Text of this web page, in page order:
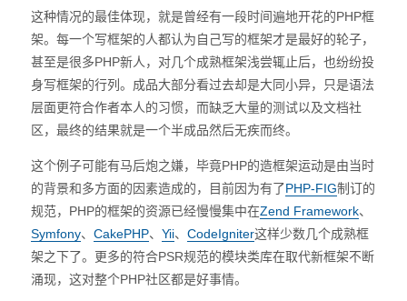
这种情况的最佳体现，就是曾经有一段时间遍地开花的PHP框
架。每一个写框架的人都认为自己写的框架才是最好的轮子，
甚至是很多PHP新人，对几个成熟框架浅尝辄止后，也纷纷投
身写框架的行列。成品大部分看过去却是大同小异，只是语法
层面更符合作者本人的习惯，而缺乏大量的测试以及文档社
区，最终的结果就是一个半成品然后无疾而终。
这个例子可能有马后炮之嫌，毕竟PHP的造框架运动是由当时
的背景和多方面的因素造成的，目前因为有了PHP-FIG制订的
规范，PHP的框架的资源已经慢慢集中在Zend Framework、
Symfony、CakePHP、Yii、CodeIgniter这样少数几个成熟框
架之下了。更多的符合PSR规范的模块类库在取代新框架不断
涌现，这对整个PHP社区都是好事情。